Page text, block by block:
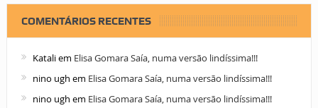
COMENTÁRIOS RECENTES
Kataliem Elisa Gomara Saía, numa versão lindíssima!!!
nino ugh em Elisa Gomara Saía, numa versão lindíssima!!!
nino ugh em Elisa Gomara Saía, numa versão lindíssima!!!